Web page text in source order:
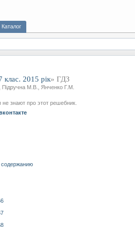
Каталог
клас. 2015 рік» ГДЗ
Підручна М.В., Янченко Г.М.
знают про этот решебник.
содержанию